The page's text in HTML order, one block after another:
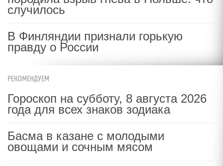
случилось
В Финляндии признали горькую
правду о России
РЕКОМЕНДУЕМ
Гороскоп на субботу, 8 августа 2026
года для всех знаков зодиака
Басма в казане с молодыми
овощами и сочным мясом